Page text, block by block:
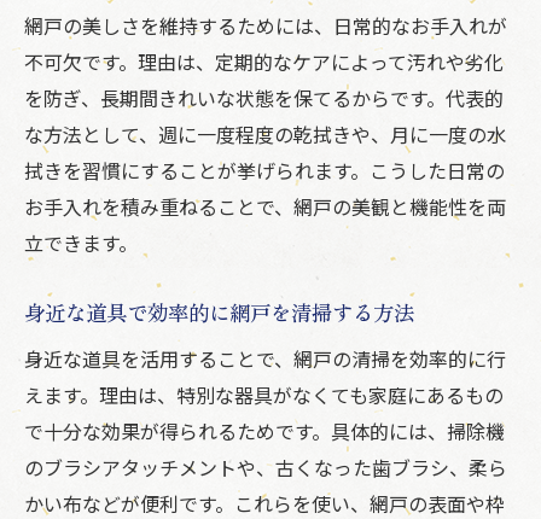
網戸の美しさを維持するためには、日常的なお手入れが
不可欠です。理由は、定期的なケアによって汚れや劣化
を防ぎ、長期間きれいな状態を保てるからです。代表的
な方法として、週に一度程度の乾拭きや、月に一度の水
拭きを習慣にすることが挙げられます。こうした日常の
お手入れを積み重ねることで、網戸の美観と機能性を両
立できます。
身近な道具で効率的に網戸を清掃する方法
身近な道具を活用することで、網戸の清掃を効率的に行
えます。理由は、特別な器具がなくても家庭にあるもの
で十分な効果が得られるためです。具体的には、掃除機
のブラシアタッチメントや、古くなった歯ブラシ、柔ら
かい布などが便利です。これらを使い、網戸の表面や枠